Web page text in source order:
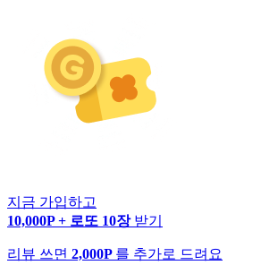
지금 가입하고
10,000P + 로또 10장 받기
리뷰 쓰면 2,000P 를 추가로 드려요